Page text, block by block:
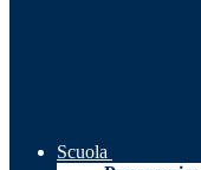
Scuola